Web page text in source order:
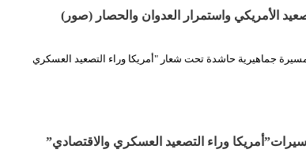
الأمريكي واستمرار العدوان والحصار (صور)
جماهيرية حاشدة تحت شعار "أمريكا وراء التصعيد العسكري
وراء التصعيد العسكري والاقتصادي”